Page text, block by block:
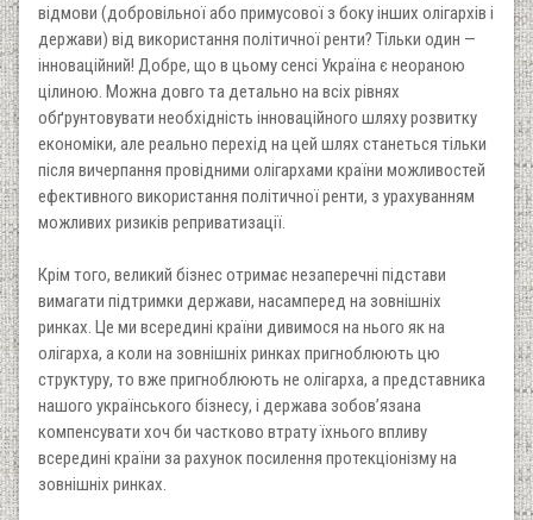
відмови (добровільної або примусової з боку інших олігархів і
держави) від використання політичної ренти? Тільки один —
інноваційний! Добре, що в цьому сенсі Україна є неораною
цілиною. Можна довго та детально на всіх рівнях
обґрунтовувати необхідність інноваційного шляху розвитку
економіки, але реально перехід на цей шлях станеться тільки
після вичерпання провідними олігархами країни можливостей
ефективного використання політичної ренти, з урахуванням
можливих ризиків реприватизації.
Крім того, великий бізнес отримає незаперечні підстави
вимагати підтримки держави, насамперед на зовнішніх
ринках. Це ми всередині країни дивимося на нього як на
олігарха, а коли на зовнішніх ринках пригноблюють цю
структуру, то вже пригноблюють не олігарха, а представника
нашого українського бізнесу, і держава зобов’язана
компенсувати хоч би частково втрату їхнього впливу
всередині країни за рахунок посилення протекціонізму на
зовнішніх ринках.